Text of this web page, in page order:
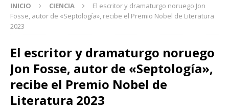
INICIO CIENCIA
El escritor y dramaturgo noruego Jon
Fosse, autor de «Septología», recibe el Premio Nobel de Literatura
2023
El escritor y dramaturgo noruego
Jon Fosse, autor de «Septología»,
recibe el Premio Nobel de
Literatura 2023